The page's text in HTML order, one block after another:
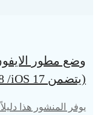
وضع مطور
(يتضمن iOS 18 /iOS 17)
يوفر المنشور هذا